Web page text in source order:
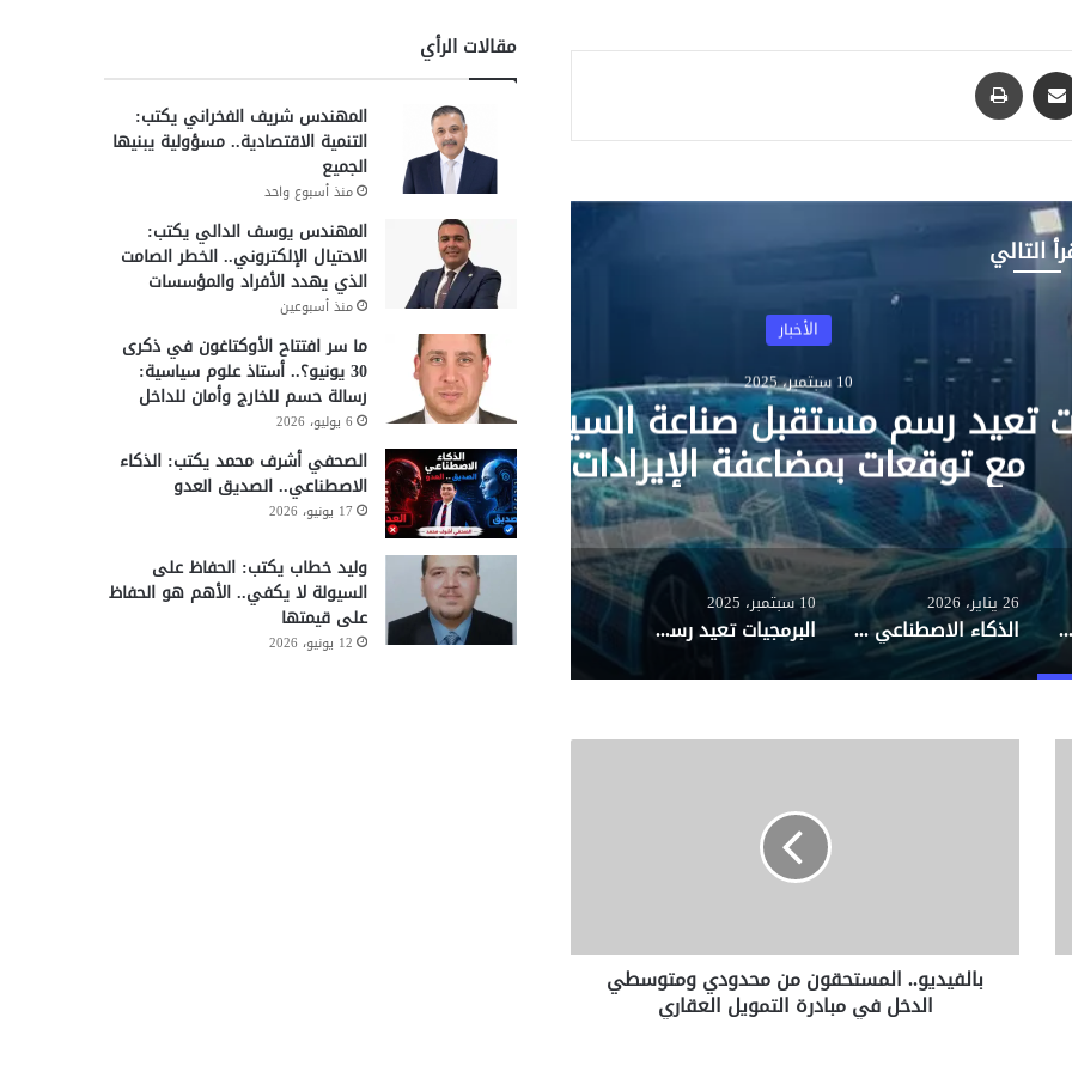
التالي
نصائح تكنولوجية
23 يونيو، 2025
Honor of Kings Plus: تحديث ثوري يُعيد تعريف
تجربة اللعب
هواوي تقدم “Ramadan Center” لتوفير كافة المعلومات عن شهر رمضان
26 يناير، 2026
الذكاء الاصطناعي يعيد تشكيل مستقبل العمل ويثير مخاوف اجتماعية
10 سبتمبر، 2025
البرمجيات تعيد رسم مستقبل صناعة السيارات عالميًا مع توقعات بمضاعفة الإيرادات
.
بالفيديو.. المستحقون من محدودي ومتوسطي
الدخل في مبادرة التمويل العقاري
مقالات الرأي
المهندس شريف الفخراني يكتب:
التنمية الاقتصادية.. مسؤولية يبنيها
الجميع
منذ أسبوع واحد
المهندس يوسف الدالي يكتب:
الاحتيال الإلكتروني.. الخطر الصامت
الذي يهدد الأفراد والمؤسسات
منذ أسبوعين
ما سر افتتاح الأوكتاغون في ذكرى
30 يونيو؟.. أستاذ علوم سياسية:
رسالة حسم للخارج وأمان للداخل
6 يوليو، 2026
الصحفي أشرف محمد يكتب: الذكاء
الاصطناعي.. الصديق العدو
17 يونيو، 2026
وليد خطاب يكتب: الحفاظ على
السيولة لا يكفي.. الأهم هو الحفاظ
على قيمتها
12 يونيو، 2026